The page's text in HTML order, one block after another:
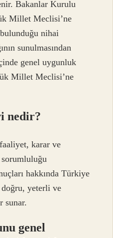
Bakanlar Kurulu
Millet Meclisi’ne
nihai
sunulmasından
genel uygunluk
Millet Meclisi’ne
nedir?
karar ve
hakkında Türkiye
yeterli ve
sunar.
genel